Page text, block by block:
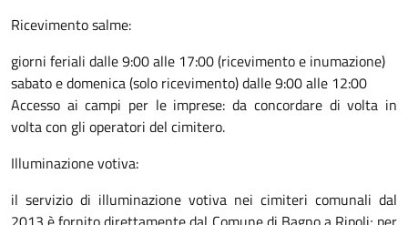
Ricevimento salme:
giorni feriali dalle 9:00 alle 17:00 (ricevimento e inumazione)
sabato e domenica (solo ricevimento) dalle 9:00 alle 12:00
Accesso ai campi per le imprese: da concordare di volta in
volta con gli operatori del cimitero.
Illuminazione votiva:
il servizio di illuminazione votiva nei cimiteri comunali dal